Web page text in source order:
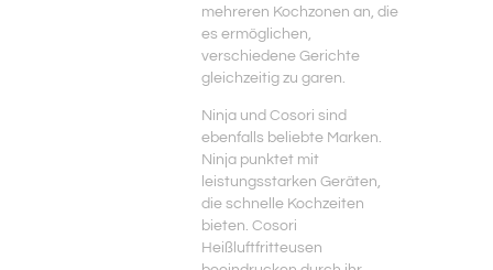
mehreren Kochzonen an, die
es ermöglichen,
verschiedene Gerichte
gleichzeitig zu garen.
Ninja und Cosori sind
ebenfalls beliebte Marken.
Ninja punktet mit
leistungsstarken Geräten,
die schnelle Kochzeiten
bieten. Cosori
Heißluftfritteusen